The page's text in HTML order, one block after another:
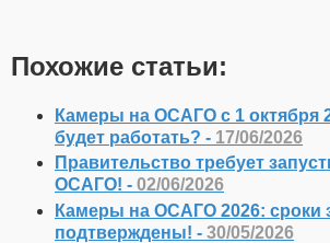
Похожие статьи:
Камеры на ОСАГО с 1 октября
будет работать? - 17/06/2026
Правительство требует
ОСАГО! - 02/06/2026
Камеры на ОСАГО 2026: сроки
подтверждены! - 30/05/2026